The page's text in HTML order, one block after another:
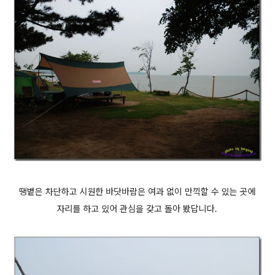
땡볕은 차단하고 시원한 바닷바람은 여과 없이 만끽할 수 있는 곳에
자리를 하고 있어 관심을 갖고 돌아 봤답니다.